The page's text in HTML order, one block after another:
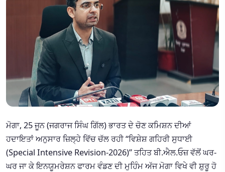
ਮੋਗਾ, 25 ਜੂਨ (ਜਗਰਾਜ ਸਿੰਘ ਗਿੱਲ) ਭਾਰਤ ਦੇ ਚੋਣ ਕਮਿਸ਼ਨ ਦੀਆਂ
ਹਦਾਇਤਾਂ ਅਨੁਸਾਰ ਜ਼ਿਲ੍ਹੇ ਵਿੱਚ ਚੱਲ ਰਹੀ “ਵਿਸ਼ੇਸ਼ ਗਹਿਰੀ ਸੁਧਾਈ
(Special Intensive Revision-2026)” ਤਹਿਤ ਬੀ.ਐਲ.ਓਜ਼ ਵੱਲੋਂ ਘਰ-
ਘਰ ਜਾ ਕੇ ਇਨਯੂਮਰੇਸ਼ਨ ਫਾਰਮ ਵੰਡਣ ਦੀ ਮੁਹਿੰਮ ਅੱਜ ਮੋਗਾ ਵਿਖੇ ਵੀ ਸ਼ੁਰੂ ਹੋ